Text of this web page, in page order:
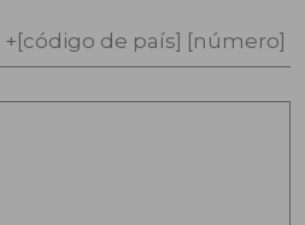
de país] [número]